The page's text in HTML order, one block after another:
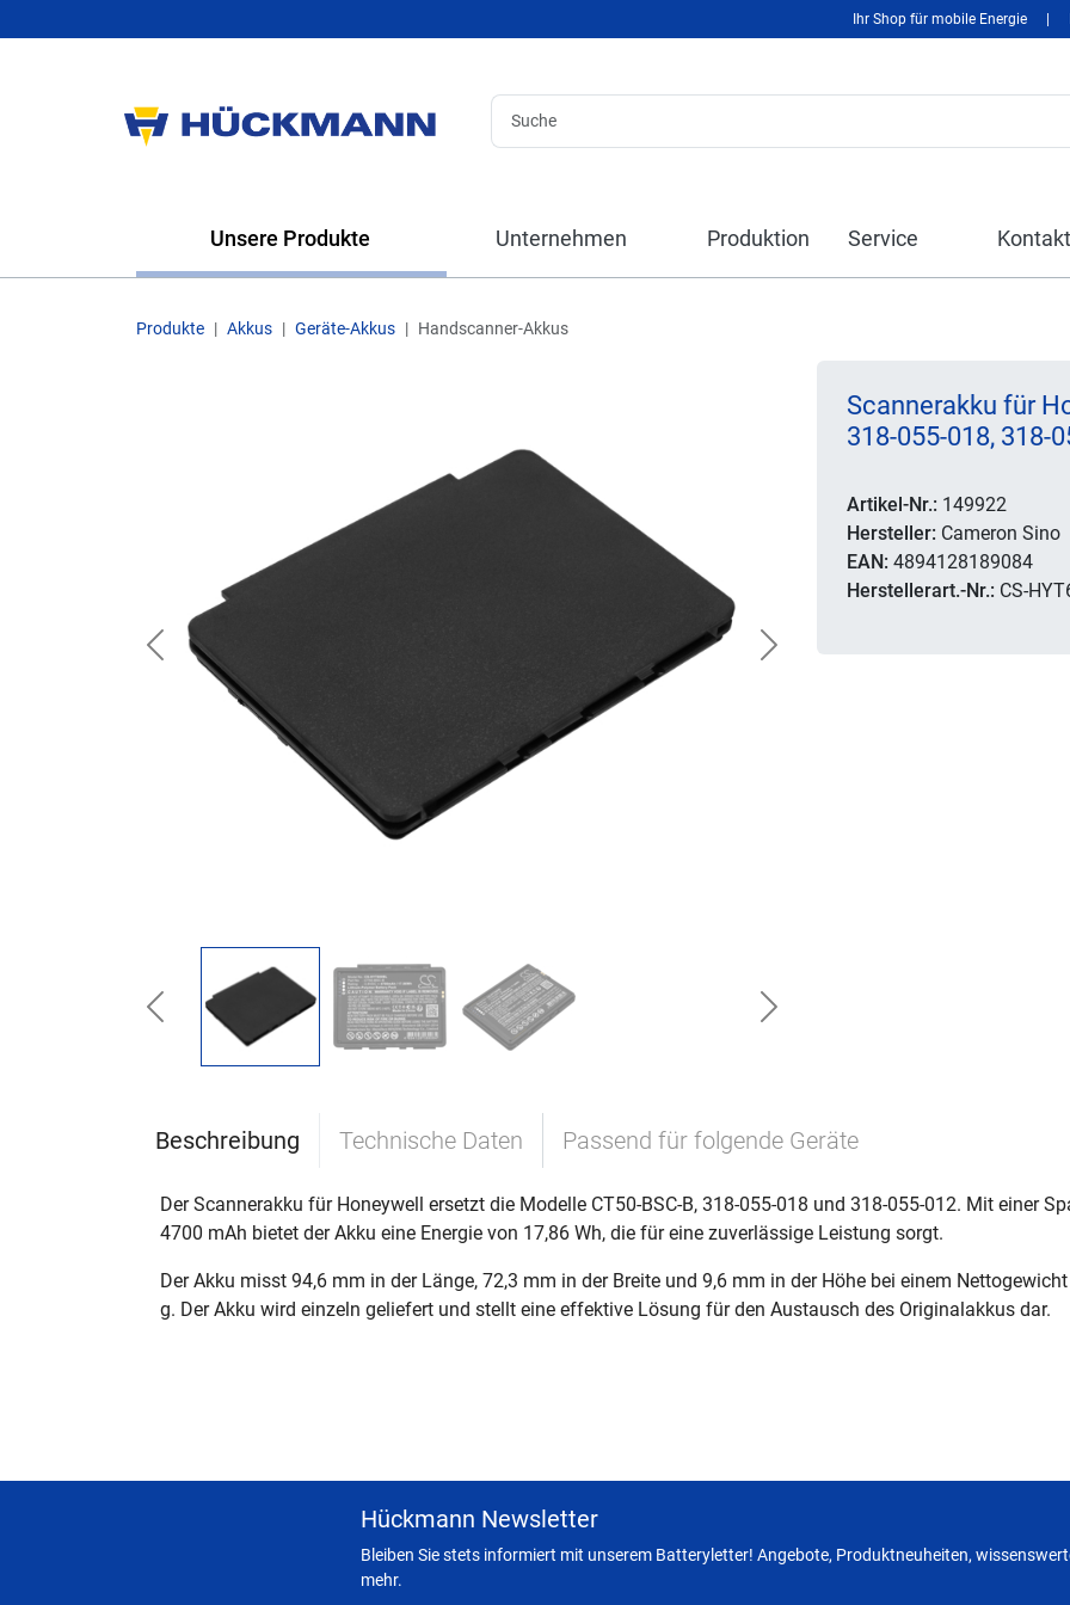
Ihr Shop für mobile Energie
Unsere Produkte Unternehmen Produktion Service Kontakt
Produkte Akkus Geräte-Akkus Handscanner-Akkus
Previous Next
Previous Next
Scannerakku für
318-055-018, 318-
Artikel-Nr.: 149922
Hersteller: Cameron Sino
EAN: 4894128189084
Herstellerart.-Nr.: CS-
Beschreibung Technische Daten Passend für folgende Geräte
Der Scannerakku für Honeywell ersetzt die Modelle CT50-BSC-B, 318-055-018 und 318-055-012. Mit einer
4700 mAh bietet der Akku eine Energie von 17,86 Wh, die für eine zuverlässige Leistung sorgt.
Der Akku misst 94,6 mm in der Länge, 72,3 mm in der Breite und 9,6 mm in der Höhe bei einem
g. Der Akku wird einzeln geliefert und stellt eine effektive Lösung für den Austausch des Originalakkus dar.
Hückmann Newsletter
Bleiben Sie stets informiert mit unserem Batteryletter! Angebote, Produktneuheiten,
mehr.